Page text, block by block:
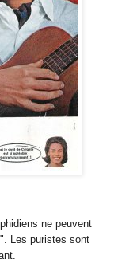
ne peuvent
Les puristes sont